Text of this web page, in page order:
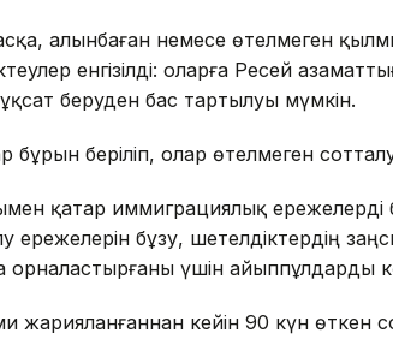
алынбаған немесе өтелмеген
енгізілді: оларға Ресей
беруден бас тартылуы мүмкін.
бұрын беріліп, олар өтелмеген
қатар иммиграциялық ережелерді
ережелерін бұзу, шетелдіктердің
үшін айыппұлдарды
жарияланғаннан кейін 90 күн өткен